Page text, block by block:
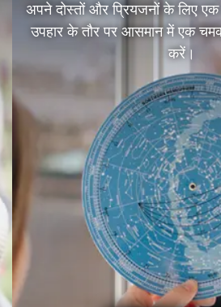
अपने दोस्तों और प्रियजनों के लिए
उपहार के तौर पर आसमान में एक
करें।